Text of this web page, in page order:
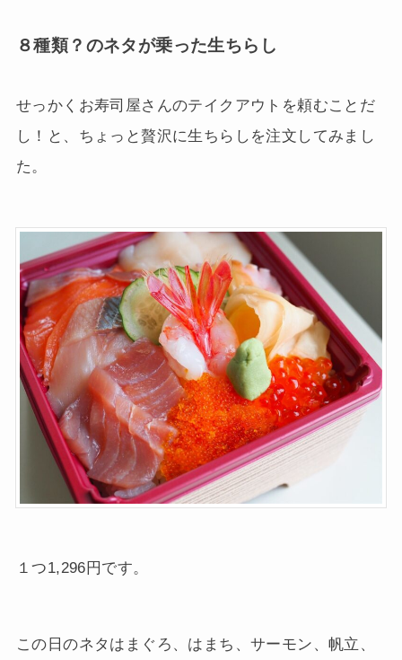
８種類？のネタが乗った生ちらし
せっかくお寿司屋さんのテイクアウトを頼むことだ
し！と、ちょっと贅沢に生ちらしを注文してみまし
た。
１つ1,296円です。
この日のネタはまぐろ、はまち、サーモン、帆立、